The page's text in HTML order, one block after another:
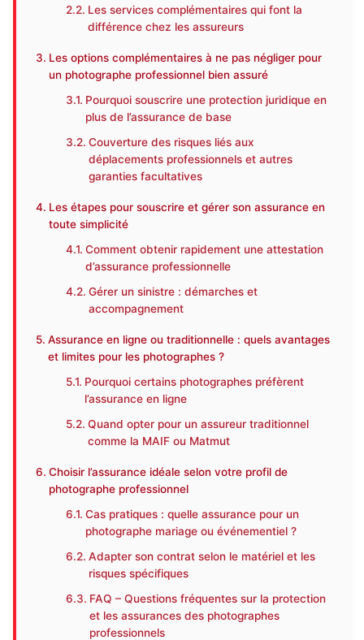
Les services complémentaires qui font la
différence chez les assureurs
Les options complémentaires à ne pas négliger pour
un photographe professionnel bien assuré
Pourquoi souscrire une protection juridique en
plus de l’assurance de base
Couverture des risques liés aux
déplacements professionnels et autres
garanties facultatives
Les étapes pour souscrire et gérer son assurance en
toute simplicité
Comment obtenir rapidement une attestation
d’assurance professionnelle
Gérer un sinistre : démarches et
accompagnement
Assurance en ligne ou traditionnelle : quels avantages
et limites pour les photographes ?
Pourquoi certains photographes préfèrent
l’assurance en ligne
Quand opter pour un assureur traditionnel
comme la MAIF ou Matmut
Choisir l’assurance idéale selon votre profil de
photographe professionnel
Cas pratiques : quelle assurance pour un
photographe mariage ou événementiel ?
Adapter son contrat selon le matériel et les
risques spécifiques
FAQ – Questions fréquentes sur la protection
et les assurances des photographes
professionnels